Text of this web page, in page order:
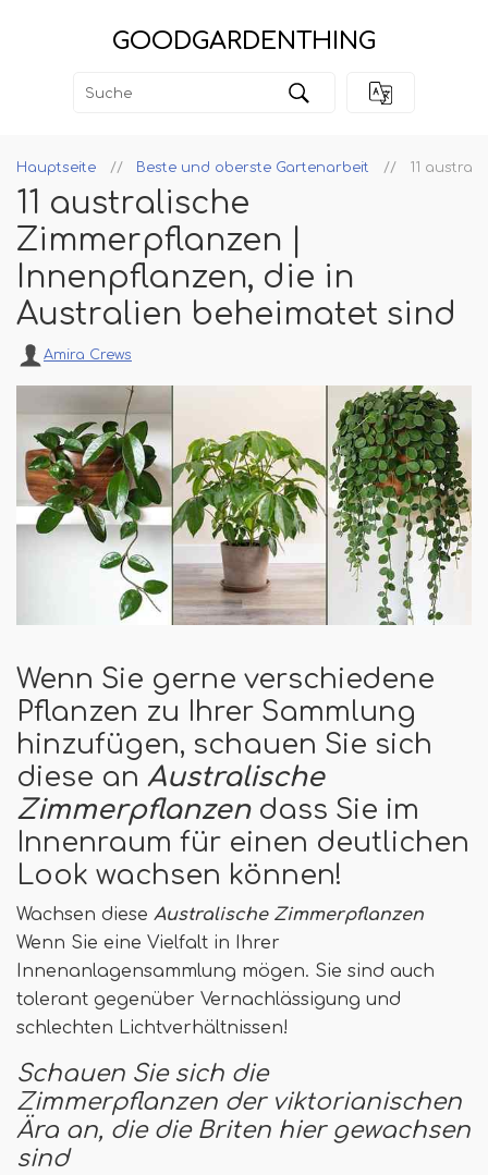
GOODGARDENTHING
Hauptseite Beste und oberste Gartenarbeit 11
11 australische
Zimmerpflanzen |
Innenpflanzen, die in
Australien beheimatet sind
Amira Crews
Wenn Sie gerne verschiedene
Pflanzen zu Ihrer Sammlung
hinzufügen, schauen Sie sich
diese an Australische
Zimmerpflanzen dass Sie im
Innenraum für einen deutlichen
Look wachsen können!
Wachsen diese Australische Zimmerpflanzen
Wenn Sie eine Vielfalt in Ihrer
Innenanlagensammlung mögen. Sie sind auch
tolerant gegenüber Vernachlässigung und
schlechten Lichtverhältnissen!
Schauen Sie sich die
Zimmerpflanzen der viktorianischen
Ära an, die die Briten hier gewachsen
sind